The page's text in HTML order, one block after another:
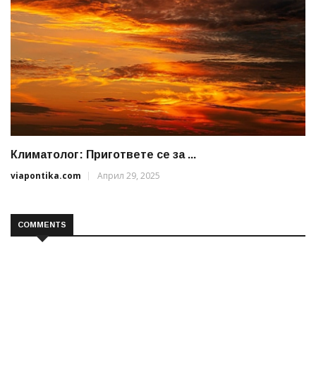
Климатолог: Пригответе се за ...
viapontika.com
Април 29, 2025
COMMENTS